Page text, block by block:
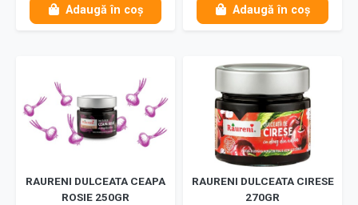
Adaugă în coș Adaugă în coș
RAURENI DULCEATA CEAPA
ROSIE 250GR
RAURENI DULCEATA CIRESE
270GR